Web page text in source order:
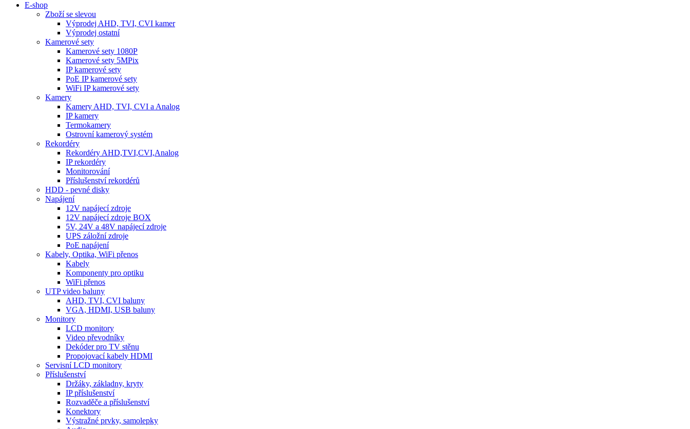
E-shop
Zboží se slevou
Výprodej AHD, TVI, CVI kamer
Výprodej ostatní
Kamerové sety
Kamerové sety 1080P
Kamerové sety 5MPix
IP kamerové sety
PoE IP kamerové sety
WiFi IP kamerové sety
Kamery
Kamery AHD, TVI, CVI a Analog
IP kamery
Termokamery
Ostrovní kamerový systém
Rekordéry
Rekordéry AHD,TVI,CVI,Analog
IP rekordéry
Monitorování
Příslušenství rekordérů
HDD - pevné disky
Napájení
12V napájecí zdroje
12V napájecí zdroje BOX
5V, 24V a 48V napájecí zdroje
UPS záložní zdroje
PoE napájení
Kabely, Optika, WiFi přenos
Kabely
Komponenty pro optiku
WiFi přenos
UTP video baluny
AHD, TVI, CVI baluny
VGA, HDMI, USB baluny
Monitory
LCD monitory
Video převodníky
Dekóder pro TV stěnu
Propojovací kabely HDMI
Servisní LCD monitory
Příslušenství
Držáky, základny, kryty
IP příslušenství
Rozvaděče a příslušenství
Konektory
Výstražné prvky, samolepky